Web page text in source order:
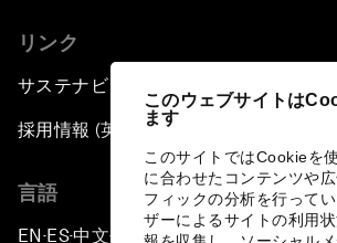
このウェブサイトは
ます
このサイトではCookieを
に合わせたコンテンツや
フィックの分析を行って
ザーによるサイトの利用
リンク
サステナビリティへの取り組み
採用情報 (英語のみ)
言語
EN ▪ES▪中文▪ 日本語